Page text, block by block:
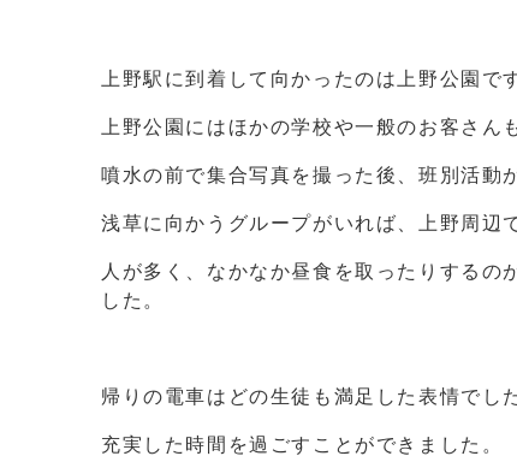
上野駅に到着して向かったのは上野公園で
上野公園にはほかの学校や一般のお客さん
噴水の前で集合写真を撮った後、班別活動
浅草に向かうグループがいれば、上野周辺
人が多く、なかなか昼食を取ったりする
した。
帰りの電車はどの生徒も満足した表情でし
充実した時間を過ごすことができました。